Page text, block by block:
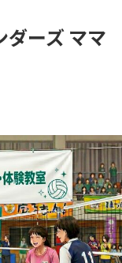
ーズ ママ